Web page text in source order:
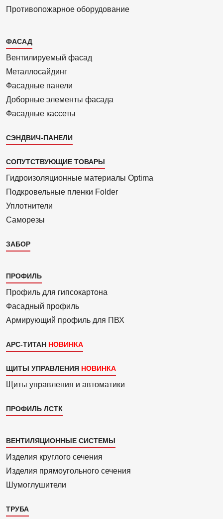
Противопожарное оборудование
Каталог
2
ФАСАД
Вентилиру­емый фасад
Металло­сайдинг
Фасадные панели
Доборные элементы фасада
Фасадные кассеты
СЭНДВИЧ-ПАНЕЛИ
СОПУТСТВУЮЩИЕ ТОВАРЫ
Гидроизоля­ционные материалы Optima
Подкровель­ные пленки Folder
Уплотнители
Саморезы
ЗАБОР
Каталог
3
ПРОФИЛЬ
Профиль для гипсо­картона
Фасадный профиль
Армиру­ю­щий профиль для ПВХ
АРС-ТИТАН
ЩИТЫ УПРАВЛЕНИЯ
Щиты управления и автоматики
ПРОФИЛЬ ЛСТК
Каталог
4
ВЕНТИЛЯЦИОННЫЕ СИСТЕМЫ
Изделия круглого сечения
Изделия прямоуголь­ного сечения
Шумоглушители
ТРУБА